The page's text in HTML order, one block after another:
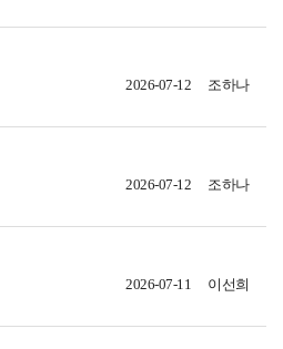
조하나
2026-07-12
조하나
2026-07-12
이선희
2026-07-11